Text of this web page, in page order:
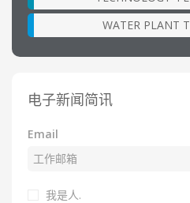
WATER PLANT
电子新闻简讯
Email
我是人.